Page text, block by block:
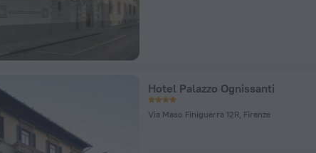
Hotel Palazzo Ognissanti
Via Maso Finiguerra 12R, Firenze